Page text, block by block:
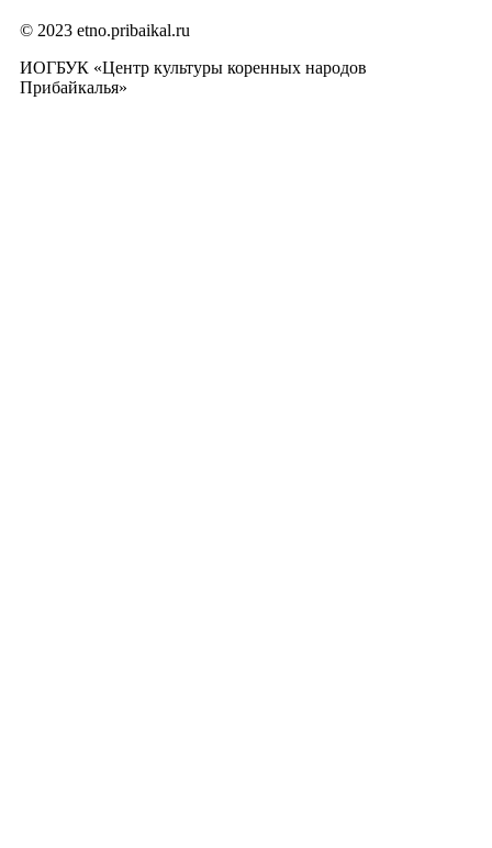
© 2023 etno.pribaikal.ru
ИОГБУК «Центр культуры коренных народов
Прибайкалья»